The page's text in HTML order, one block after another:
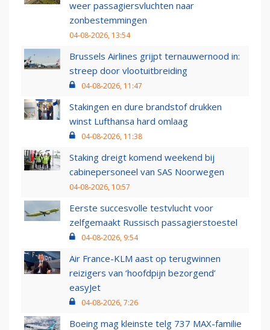
weer passagiersvluchten naar
zonbestemmingen
04-08-2026, 13:54
Brussels Airlines grijpt ternauwernood in:
streep door vlootuitbreiding
04-08-2026, 11:47
Stakingen en dure brandstof drukken
winst Lufthansa hard omlaag
04-08-2026, 11:38
Staking dreigt komend weekend bij
cabinepersoneel van SAS Noorwegen
04-08-2026, 10:57
Eerste succesvolle testvlucht voor
zelfgemaakt Russisch passagierstoestel
04-08-2026, 9:54
Air France-KLM aast op terugwinnen
reizigers van ‘hoofdpijn bezorgend’
easyJet
04-08-2026, 7:26
Boeing mag kleinste telg 737 MAX-familie